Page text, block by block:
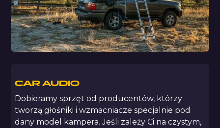
CAR AUDIO
Dobieramy sprzęt od producentów, którzy
tworzą głośniki i wzmacniacze specjalnie pod
dany model kampera. Jeśli zależy Ci na czystym,